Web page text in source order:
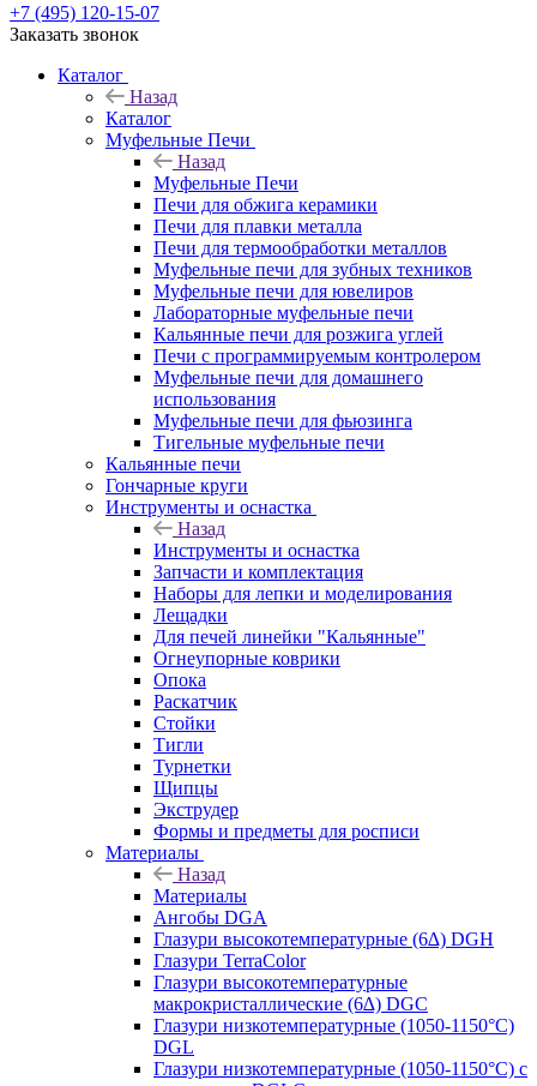
+7 (495) 120-15-07
Заказать звонок
Каталог
Назад
Каталог
Муфельные Печи
Назад
Муфельные Печи
Печи для обжига керамики
Печи для плавки металла
Печи для термообработки металлов
Муфельные печи для зубных техников
Муфельные печи для ювелиров
Лабораторные муфельные печи
Кальянные печи для розжига углей
Печи с программируемым контролером
Муфельные печи для домашнего
использования
Муфельные печи для фьюзинга
Тигельные муфельные печи
Кальянные печи
Гончарные круги
Инструменты и оснастка
Назад
Инструменты и оснастка
Запчасти и комплектация
Наборы для лепки и моделирования
Лещадки
Для печей линейки "Кальянные"
Огнеупорные коврики
Опока
Раскатчик
Стойки
Тигли
Турнетки
Щипцы
Экструдер
Формы и предметы для росписи
Материалы
Назад
Материалы
Ангобы DGA
Глазури высокотемпературные (6∆) DGH
Глазури TerraColor
Глазури высокотемпературные
макрокристаллические (6∆) DGC
Глазури низкотемпературные (1050-1150°С)
DGL
Глазури низкотемпературные (1050-1150°С) с